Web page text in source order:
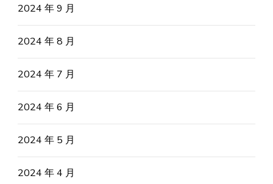
2024 年 9 月
2024 年 8 月
2024 年 7 月
2024 年 6 月
2024 年 5 月
2024 年 4 月